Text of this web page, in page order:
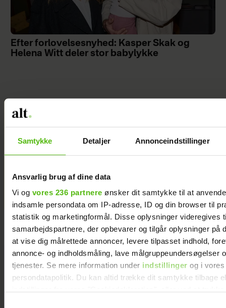
Samtykke Detaljer Annonceindstillinger
Ansvarlig brug af dine data
Vi og vores 236 partnere ønsker dit samtykke til at
indsamle persondata om IP-adresse, ID og din browser til
statistik og marketingformål. Disse oplysninger videregives
samarbejdspartnere, der opbevarer og tilgår oplysninger på
at vise dig målrettede annoncer, levere tilpasset indhold,
annonce- og indholdsmåling, lave målgruppeundersøgelser
tjenester. Se mere information under indstillinger og i vores
persondatapolitik. Du kan altid trække dit samtykke tilbage
Efter forlovelsesnyhed: Kasper Skak og
Helena Witt deler stor babylykke
blive skilt fra
min mand - da